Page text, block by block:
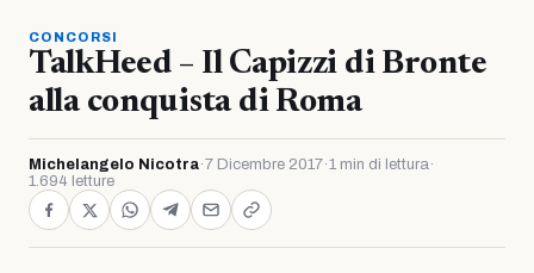
CONCORSI
TalkHeed – Il Capizzi di Bronte
alla conquista di Roma
Michelangelo Nicotra·7 Dicembre 2017·1 min di lettura·
1.694 letture